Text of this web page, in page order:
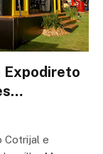
Expodireto
Cotrijal e